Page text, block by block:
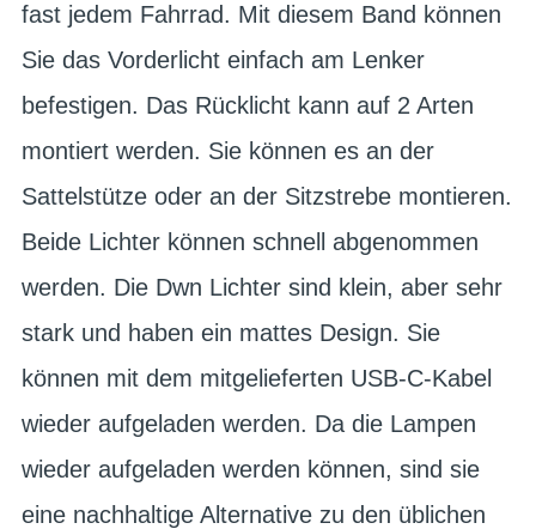
fast jedem Fahrrad. Mit diesem Band können
Sie das Vorderlicht einfach am Lenker
befestigen. Das Rücklicht kann auf 2 Arten
montiert werden. Sie können es an der
Sattelstütze oder an der Sitzstrebe montieren.
Beide Lichter können schnell abgenommen
werden. Die Dwn Lichter sind klein, aber sehr
stark und haben ein mattes Design. Sie
können mit dem mitgelieferten USB-C-Kabel
wieder aufgeladen werden. Da die Lampen
wieder aufgeladen werden können, sind sie
eine nachhaltige Alternative zu den üblichen